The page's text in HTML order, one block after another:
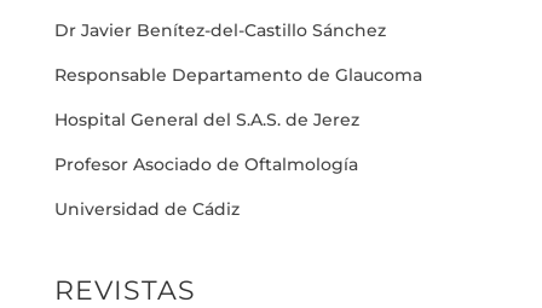
Dr Javier Benítez-del-Castillo Sánchez
Responsable Departamento de Glaucoma
Hospital General del S.A.S. de Jerez
Profesor Asociado de Oftalmología
Universidad de Cádiz
REVISTAS